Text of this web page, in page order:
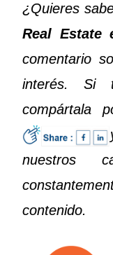
¿Quieres
Real Estate
comentario
interés. Si
compártala
nuestros
contenido.